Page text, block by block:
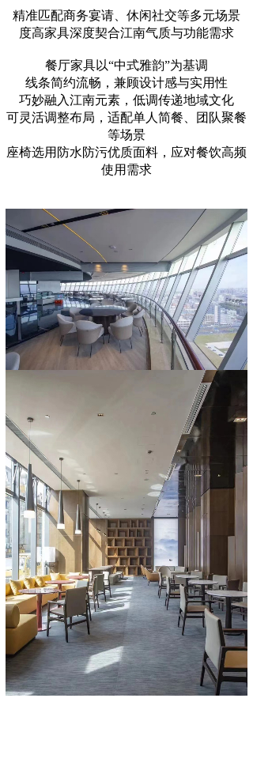
精准匹配商务宴请、休闲社交等多元场景
度高家具深度契合江南气质与功能需求
餐厅家具以“中式雅韵”为基调
线条简约流畅，兼顾设计感与实用性
巧妙融入江南元素，低调传递地域文化
可灵活调整布局，适配单人简餐、团队聚餐
等场景
座椅选用防水防污优质面料，应对餐饮高频
使用需求